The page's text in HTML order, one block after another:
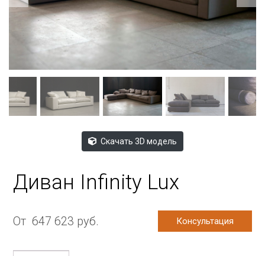
Скачать 3D модель
Диван Infinity Lux
От 647 623 руб. Консультация